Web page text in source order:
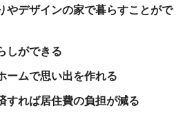
やデザインの家で暮らすことがで
しができる
ームで思い出を作れる
すれば居住費の負担が減る